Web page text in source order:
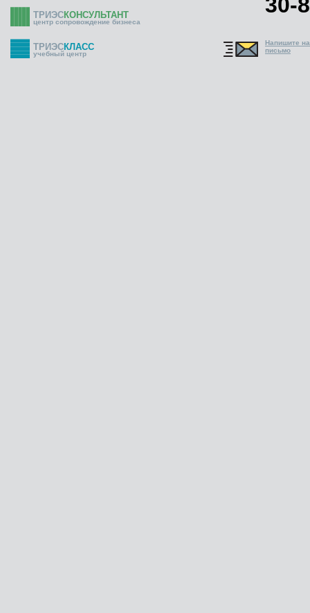
ТРИЭСКОНСУЛЬТАНТ
центр сопровождение бизнеса
ТРИЭСКЛАСС
учебный центр
Напишите
письмо